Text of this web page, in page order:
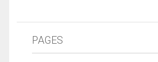
PAGES